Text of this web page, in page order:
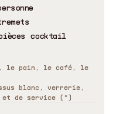
cocktail
le pain, le café, le
blanc, verrerie,
et de service (*)